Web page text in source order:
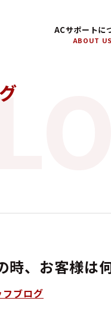
ACサポートに
ABOUT US
時、お客様は
フブログ